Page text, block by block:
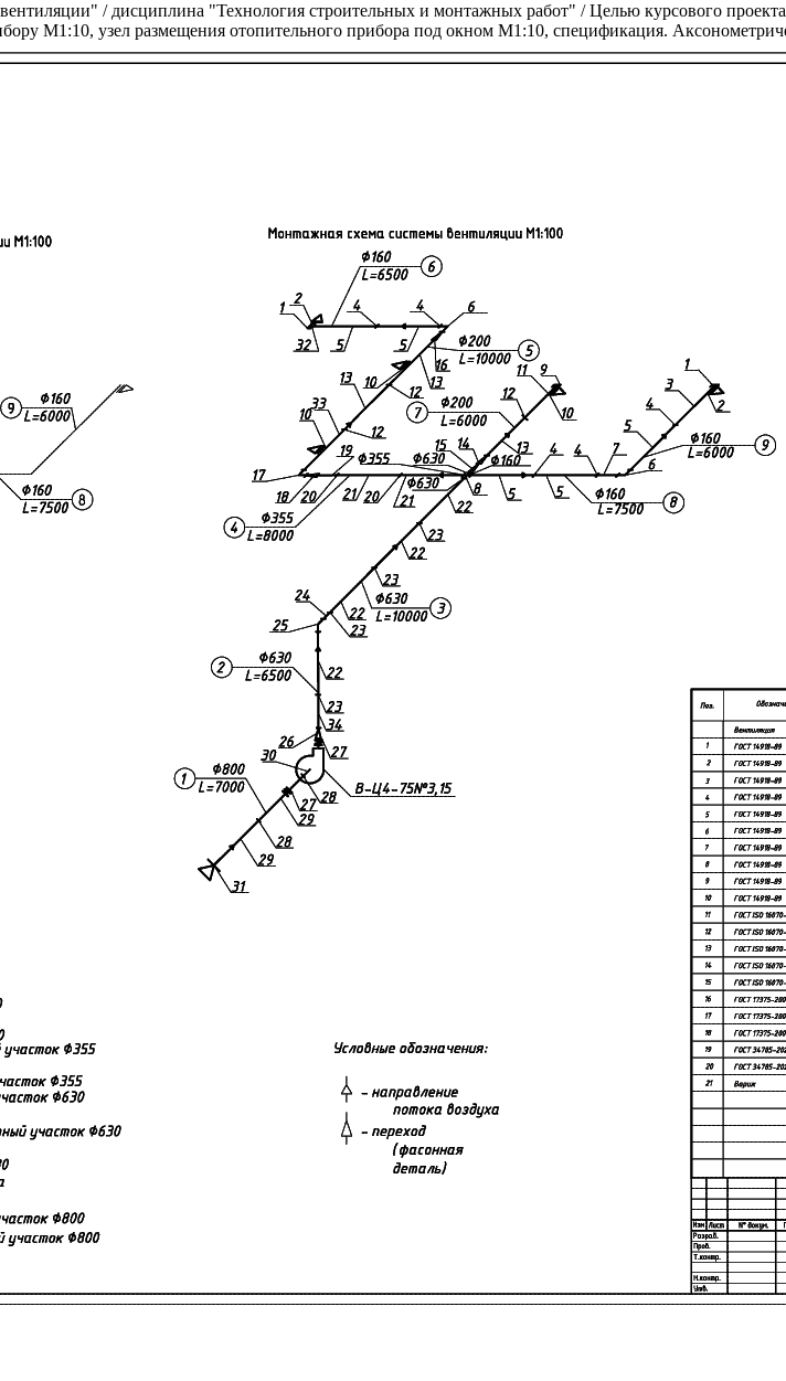
/ дисциплина "Технология строительных и монтажных работ" / Целью курсового
М1:10, узел размещения отопительного прибора под окном М1:10, спецификация.